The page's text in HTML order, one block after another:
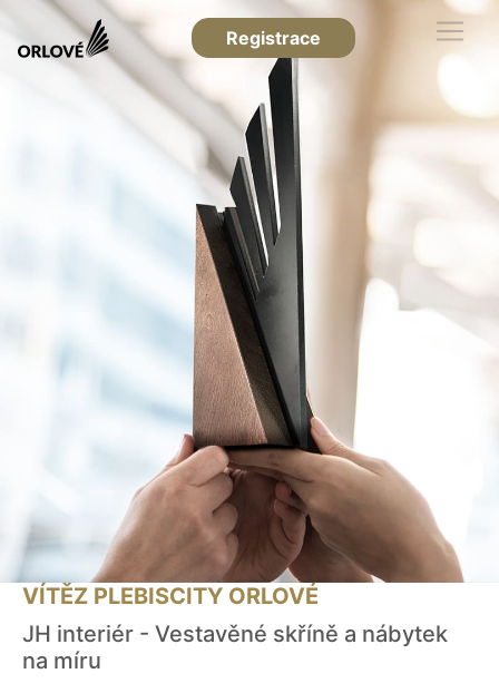
Registrace
VÍTĚZ PLEBISCITY ORLOVÉ
JH interiér - Vestavěné skříně a nábytek
na míru